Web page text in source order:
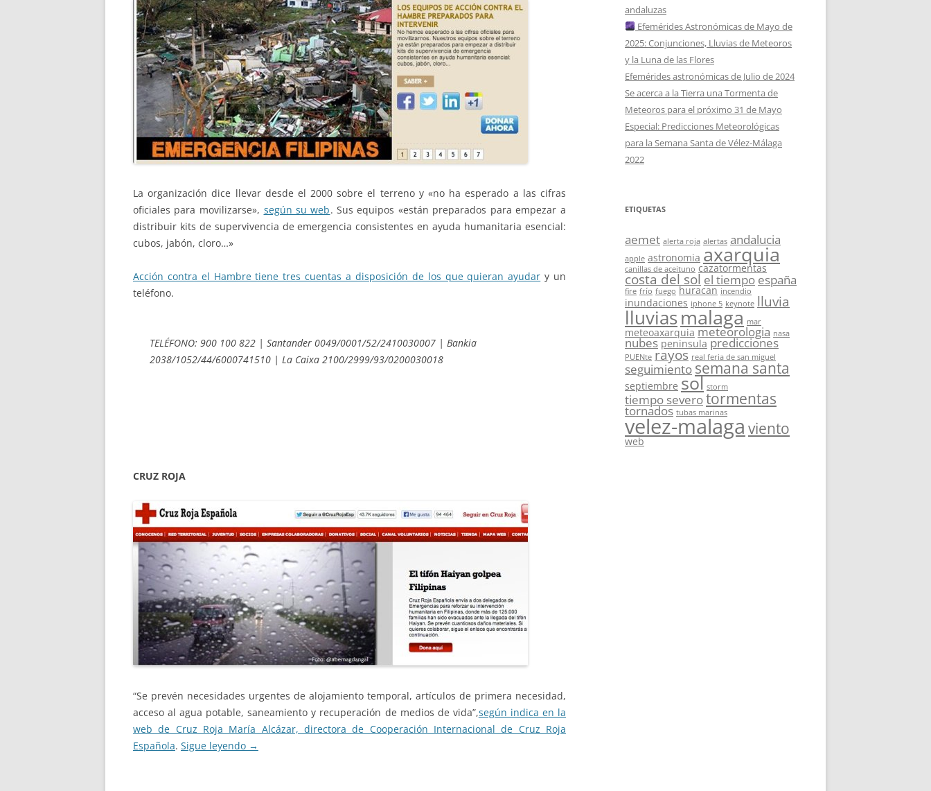
La organización dice llevar desde el 2000 sobre el terreno y «no ha esperado a las cifras
oficiales para movilizarse», según su web. Sus equipos «están preparados para empezar a
distribuir kits de supervivencia de emergencia consistentes en ayuda humanitaria esencial:
cubos, jabón, cloro…»
Acción contra el Hambre tiene tres cuentas a disposición de los que quieran ayudar y un
teléfono.
TELÉFONO: 900 100 822 | Santander 0049/0001/52/2410030007 | Bankia
2038/1052/44/6000741510 | La Caixa 2100/2999/93/0200030018
CRUZ ROJA
“Se prevén necesidades urgentes de alojamiento temporal, artículos de primera necesidad,
acceso al agua potable, saneamiento y recuperación de medios de vida”,según indica en la
web de Cruz Roja María Alcázar, directora de Cooperación Internacional de Cruz Roja
Española. Sigue leyendo →
andaluzas
Efemérides Astronómicas de Mayo de
2025: Conjunciones, Lluvias de Meteoros
y la Luna de las Flores
Efemérides astronómicas de Julio de 2024
Se acerca a la Tierra una Tormenta de
Meteoros para el próximo 31 de Mayo
Especial: Predicciones Meteorológicas
para la Semana Santa de Vélez-Málaga
2022
ETIQUETAS
aemet alerta roja alertas andalucia
apple astronomia axarquia
canillas de aceituno cazatormentas
costa del sol el tiempo españa
fire frío fuego huracan incendio
inundaciones iphone 5 keynote lluvia
lluvias malaga mar
meteoaxarquia meteorologia nasa
nubes peninsula predicciones
PUENte rayos real feria de san miguel
seguimiento semana santa
septiembre sol storm
tiempo severotormentas
tornados tubas marinas
velez-malaga viento
web